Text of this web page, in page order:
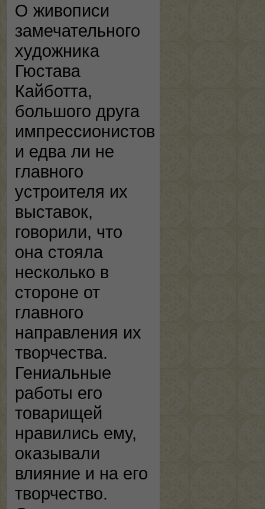
О живописи
замечательного
художника
Гюстава
Кайботта,
большого друга
импрессионистов
и едва ли не
главного
устроителя их
выставок,
говорили, что
она стояла
несколько в
стороне от
главного
направления их
творчества.
Гениальные
работы его
товарищей
нравились ему,
оказывали
влияние и на его
творчество.